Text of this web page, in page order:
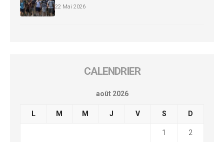
22 Mai 2026
CALENDRIER
août 2026
L M M J V S D
1 2